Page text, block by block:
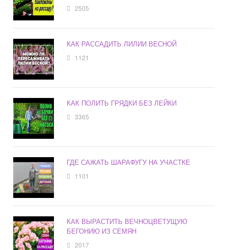
2505
КАК РАССАДИТЬ ЛИЛИИ ВЕСНОЙ
1121
КАК ПОЛИТЬ ГРЯДКИ БЕЗ ЛЕЙКИ
3365
ГДЕ САЖАТЬ ШАРАФУГУ НА УЧАСТКЕ
1101
КАК ВЫРАСТИТЬ ВЕЧНОЦВЕТУЩУЮ
БЕГОНИЮ ИЗ СЕМЯН
2017